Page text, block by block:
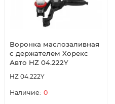
Воронка маслозаливная
с держателем Хорекс
Авто HZ 04.222Y
HZ 04.222Y
0